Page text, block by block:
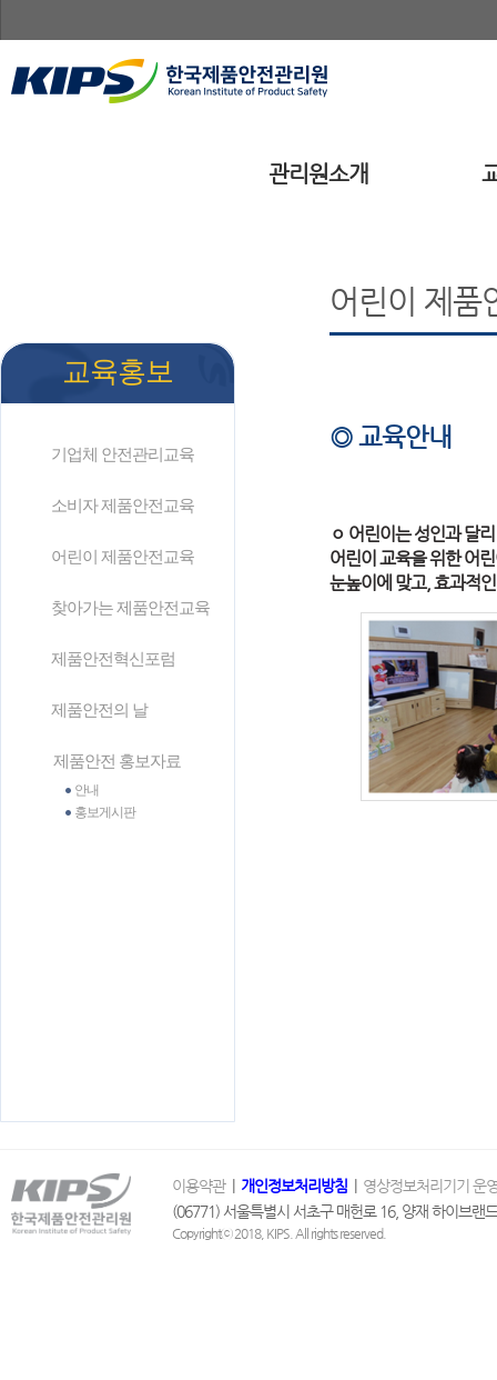
관리원소개
교육홍보
기업체 안전관리교육
소비자 제품안전교육
어린이 제품안전교육
찾아가는 제품안전교육
제품안전혁신포럼
제품안전의 날
제품안전 홍보자료
안내
홍보게시판
어린이 제품
◎ 교육안내
ㅇ 어린이는 성인과 달
어린이 교육을 위한 어
눈높이에 맞고, 효과적
이용약관 개인정보처리방침
영상정보처리기기 운
(06771) 서울특별시 서초구 매헌로 16, 양재 하이브
Copyrightⓒ 2018, KIPS. All rights reserved.